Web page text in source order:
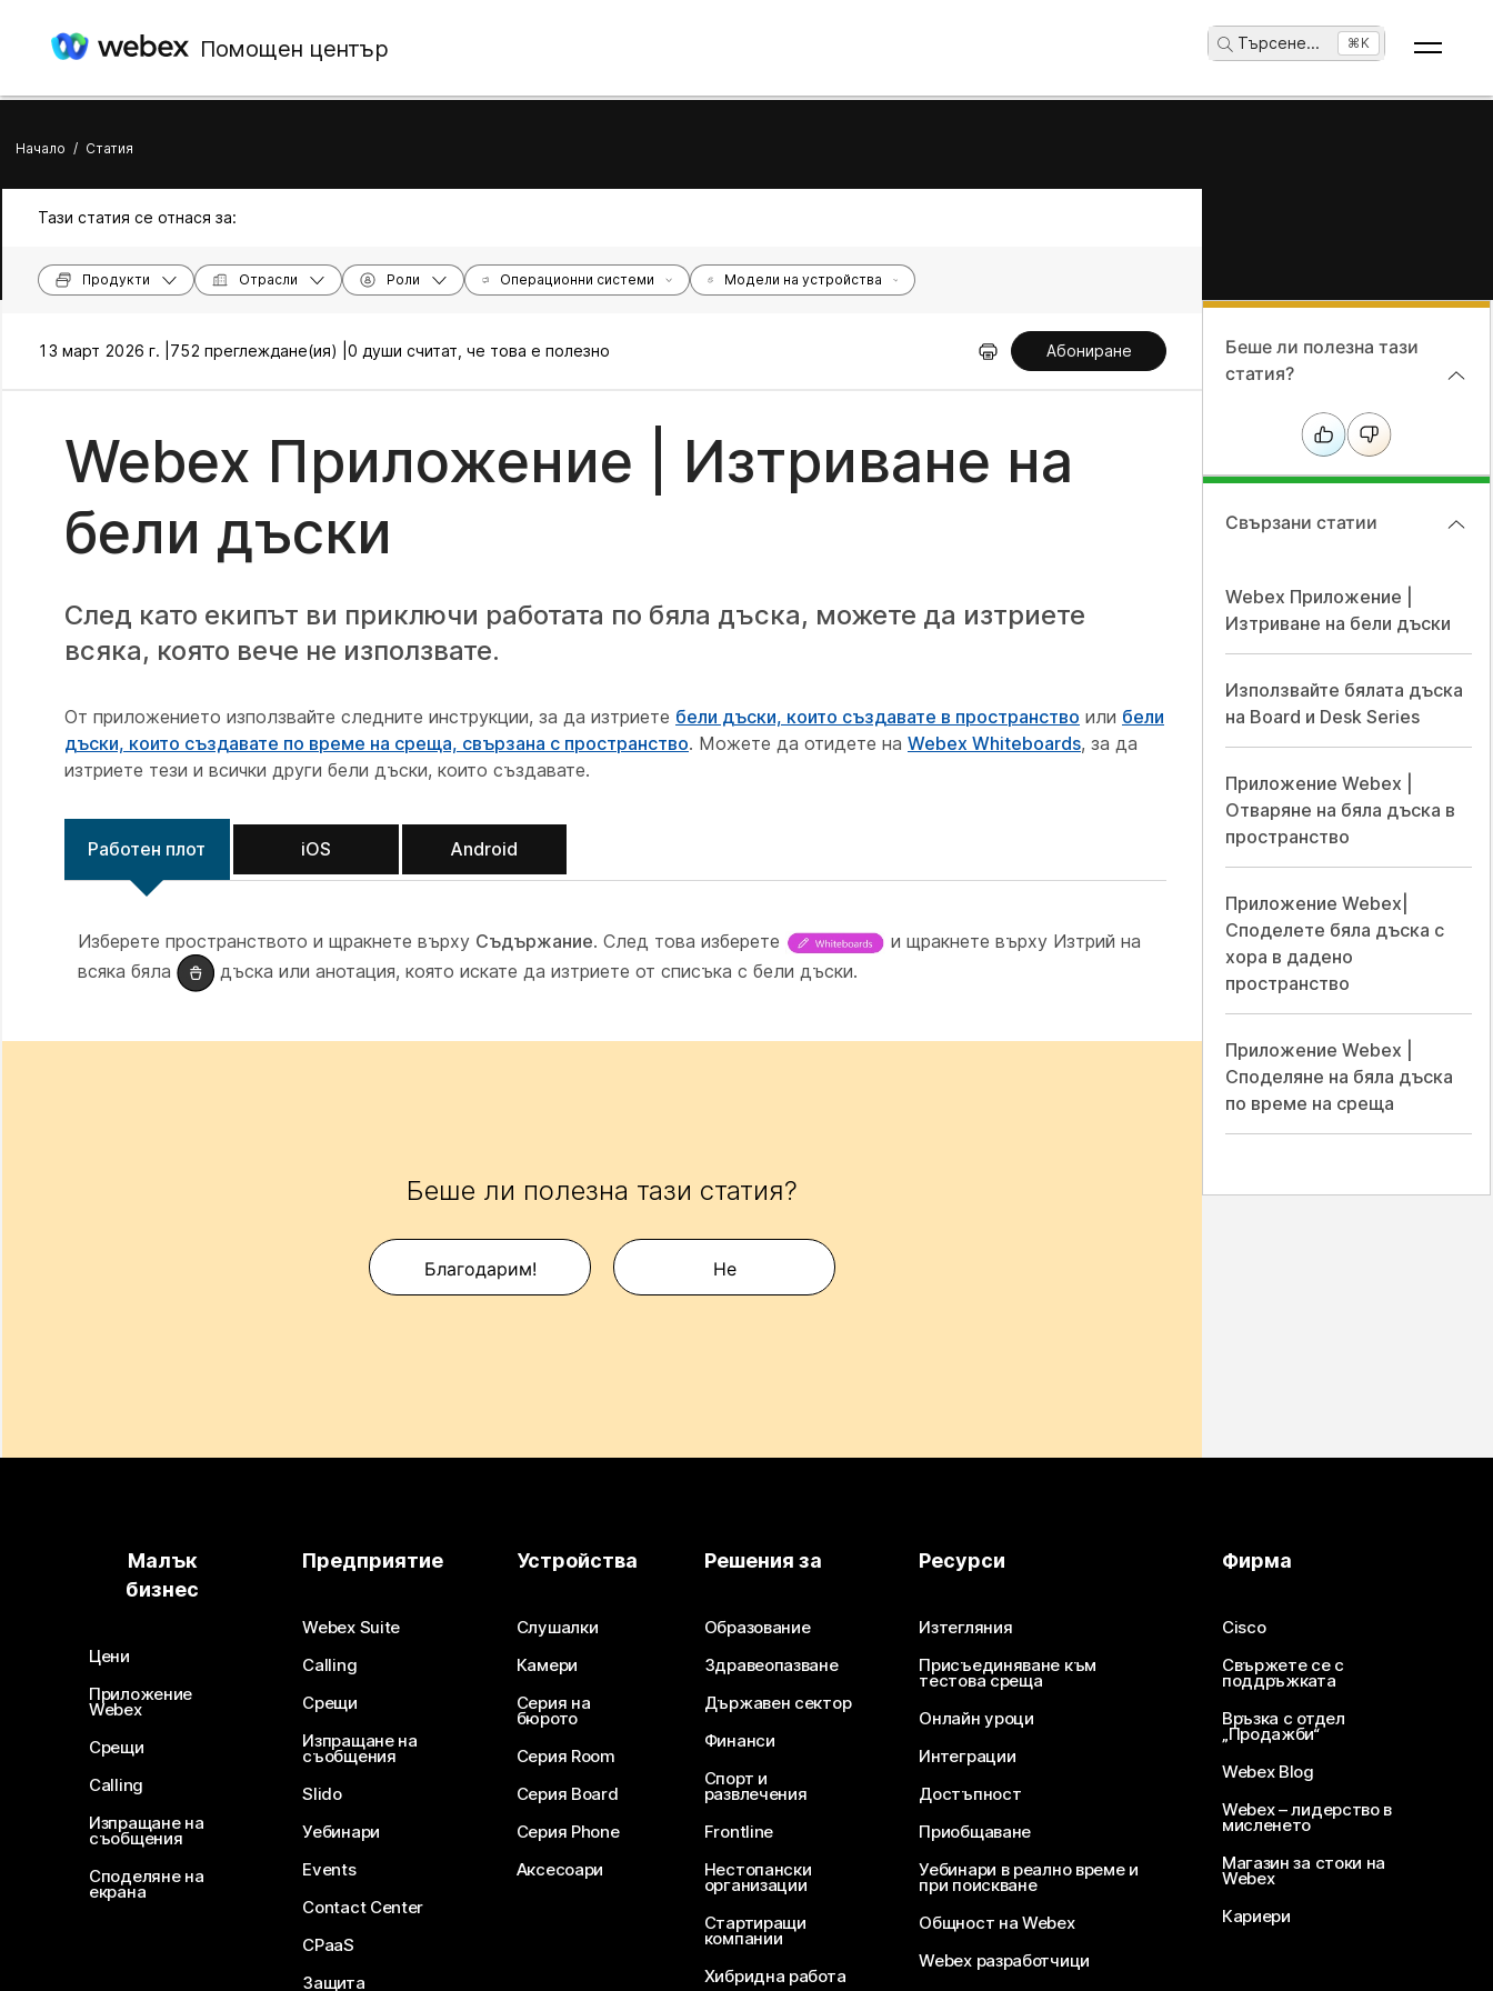
Помощен център Търсене... ⌘K
Начало / Статия
Тази статия се отнася за:
Продукти Отрасли Роли Операционни системи Модели на устройства
13 март 2026 г. | 752 преглеждане(ия) | 0 души считат, че това е полезно Абониране
Webex Приложение | Изтриване на
бели дъски
След като екипът ви приключи работата по бяла дъска, можете да изтриете
всяка, която вече не използвате.
От приложението използвайте следните инструкции, за да изтриете бели дъски, които създавате в пространство или бели
дъски, които създавате по време на среща, свързана с пространство. Можете да отидете на Webex Whiteboards, за да
изтриете тези и всички други бели дъски, които създавате.
Работен плот iOS Android
Изберете пространството и щракнете върху Съдържание. След това изберете
и щракнете върху Изтрий на
всяка бяла
дъска или анотация, която искате да изтриете от списъка с бели дъски.
Беше ли полезна тази статия?
Благодарим! Не
Беше ли полезна тази
статия?
Свързани статии
Webex Приложение |
Изтриване на бели дъски
Използвайте бялата дъска
на Board и Desk Series
Приложение Webex |
Отваряне на бяла дъска в
пространство
Приложение Webex|
Споделете бяла дъска с
хора в дадено
пространство
Приложение Webex |
Споделяне на бяла дъска
по време на среща
Малък
бизнес
Цени
Приложение
Webex
Срещи
Calling
Изпращане на
съобщения
Споделяне на
екрана
Предприятие
Webex Suite
Calling
Срещи
Изпращане на
съобщения
Slido
Уебинари
Events
Contact Center
CPaaS
Защита
Устройства
Слушалки
Камери
Серия на
бюрото
Серия Room
Серия Board
Серия Phone
Аксесоари
Решения за
Образование
Здравеопазване
Държавен сектор
Финанси
Спорт и
развлечения
Frontline
Нестопански
организации
Стартиращи
компании
Хибридна работа
Ресурси
Изтегляния
Присъединяване към
тестова среща
Онлайн уроци
Интеграции
Достъпност
Приобщаване
Уебинари в реално време и
при поискване
Общност на Webex
Webex разработчици
Фирма
Cisco
Свържете се с
поддръжката
Връзка с отдел
„Продажби“
Webex Blog
Webex – лидерство в
мисленето
Магазин за стоки на
Webex
Кариери